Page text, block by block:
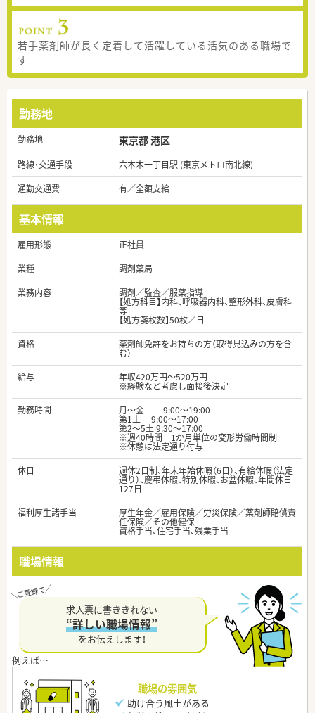
若手薬剤師が長く定着して活躍している活気のある職場で
す
勤務地
勤務地 東京都 港区
路線・交通手段
六本木一丁目駅 (東京メトロ南北線)
通勤交通費
有／全額支給
基本情報
雇用形態
正社員
業種
調剤薬局
業務内容
調剤／監査／服薬指導
【処方科目】内科、呼吸器内科、整形外科、皮膚科
等
【処方箋枚数】50枚／日
資格
薬剤師免許をお持ちの方（取得見込みの方を含
む）
給与
年収420万円～520万円
※経験など考慮し面接後決定
勤務時間
月～金 9:00～19:00
第1土 9:00～17:00
第2～5土 9:30～17:00
※週40時間 1か月単位の変形労働時間制
※休憩は法定通り付与
休日
週休2日制、年末年始休暇（6日）、有給休暇（法定
通り）、慶弔休暇、特別休暇、お盆休暇、年間休日
127日
福利厚生諸手当
厚生年金／雇用保険／労災保険／薬剤師賠償責
任保険／その他健保
資格手当、住宅手当、残業手当
職場情報
求人票に書ききれない
“詳しい職場情報”
をお伝えします！
職場の雰囲気
助け合う風土がある